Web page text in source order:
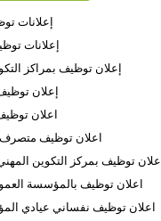
إعلانات
إعلانات
إعلان توظيف بمراكز
إعلان توظيف
اعلان توظيف
اعلان توظيف متصرف
توظيف بمركز التكوين المهني
اعلان توظيف بالمؤسسة
اعلان توظيف نفساني عيادي